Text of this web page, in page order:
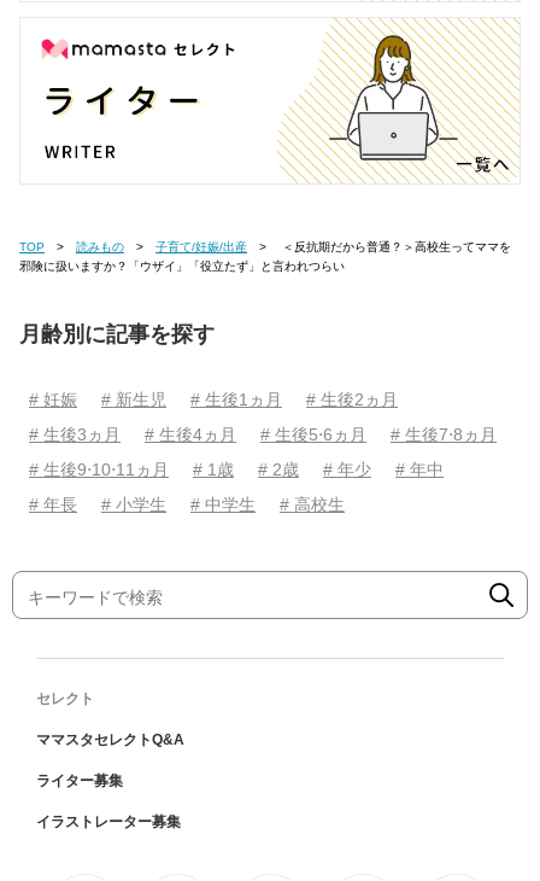
TOP 読みもの 子育て/妊娠/出産
邪険に扱いますか？「ウザイ」「役立たず」と言われつらい
月齢別に記事を探す
# 妊娠 # 新生児 # 生後1ヵ月
# 生後2ヵ月
# 生後3ヵ月
# 生後4ヵ月 # 生後5⋅6ヵ月
# 生後7⋅8ヵ月
# 生後9⋅10⋅11ヵ月
# 1歳 # 2歳 # 年少
# 年中
# 年長
# 小学生 # 中学生 # 高校生
セレクト
ママスタセレクトQ&A
ライター募集
イラストレーター募集